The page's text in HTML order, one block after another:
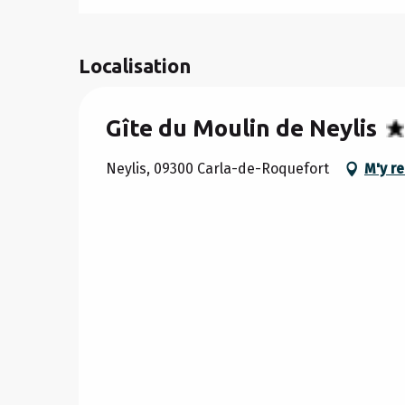
Localisation
Gîte du Moulin de Neylis
Neylis, 09300 Carla-de-Roquefort M'y